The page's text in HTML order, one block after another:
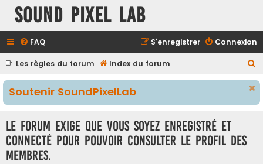
Sound Pixel Lab
FAQ Connexion
S’enregistrer
Les règles du forum Index du forum
e
Soutenir SoundPixelLab
Le forum exige que vous soyez enregistré et
connecté pour pouvoir consulter le profil des
membres.